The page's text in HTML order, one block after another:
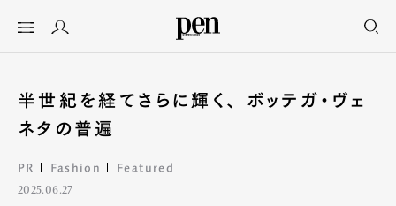
半世紀を経てさらに輝く、 ボッテガ・ヴェ
ネタの普遍
PR Fashion Featured
2025.06.27